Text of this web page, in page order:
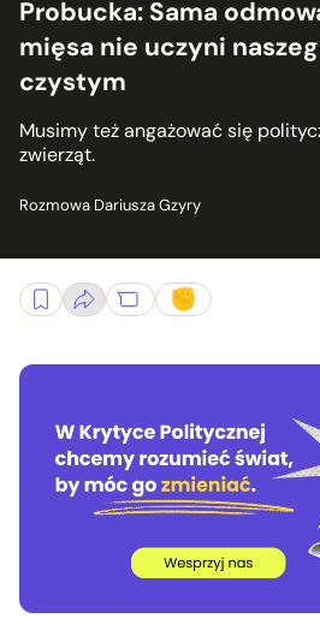
Probucka: Sama
mięsa nie uczyni
czystym
Musimy też angażować się
zwierząt.
Rozmowa Dariusza Gzyry